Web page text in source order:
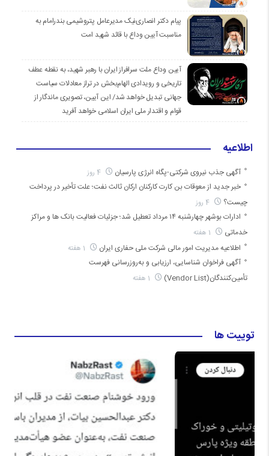
پیام دکتر انصاری‌نیک مدیرعامل پتروشیمی بندرامام به
مناسبت آیین وداع با قائد شهید امت
آیین وداع ملت سرافراز ایران با رهبر شهید، به نقطه عطف
تاریخی و رویدادی الهام‌بخش در تراز معادلات سیاست
جهانی تبدیل خواهد شد/ این آیین، تصویری ماندگار از
قوام و اقتدار ملی ایران اسلامی خواهد آفرید
اطلاعیه
آگهی جذب نیروی شرکتی-پگاه انرژی پارسیان
خبر جدید از معوقات بن کارت کارکنان ارکان ثالث نفت؛ علت تأخیر در پرداخت
چیست؟
ادارات بوشهر چهارشنبه ۱۴ مرداد تعطیل شد؛ جزئیات فعالیت بانک ها و مراکز
خدماتی
اطلاعیه مدیریت امور مالی شرکت ملی حفاری ایران
آگهی فراخوان شناسایی، ارزیابی و به‌روزرسانی فهرست
تأمین‌کنندگان(Vendor List)
توییت ها